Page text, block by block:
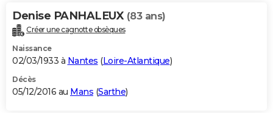
Denise PANHALEUX (83 ans)
Créer une cagnotte obsèques
Naissance
02/03/1933 à Nantes (Loire-Atlantique)
Décès
05/12/2016 au Mans (Sarthe)